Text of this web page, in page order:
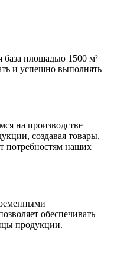
база площадью 1500 м²
и успешно выполнять
на производстве
создавая товары,
потребностям наших
обеспечивать
продукции.